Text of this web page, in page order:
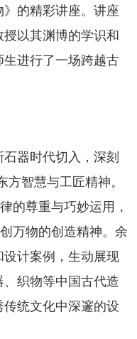
的精彩讲座。讲座
以其渊博的学识和
进行了一场跨越古
器时代切入，深刻
方智慧与工匠精神。
的尊重与巧妙运用，
万物的创造精神。余
计案例，生动展现
织物等中国古代造
统文化中深邃的设